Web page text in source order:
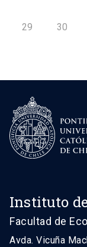
29 30
Instituto
Facultad de
Avda. Vicuña